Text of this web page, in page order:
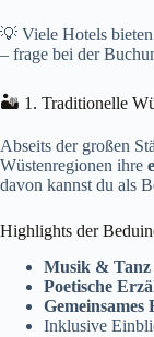
💡 Viele Hotels
– frage bei der
🏜️ 1. Traditionelle
Abseits der großen
Wüstenregionen ihre
davon kannst du als
Highlights der
Musik & Tanz
Poetische
Gemeinsames
Inklusive